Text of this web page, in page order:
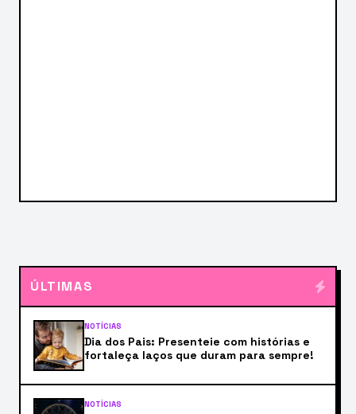
ÚLTIMAS
NOTÍCIAS
Dia dos Pais: Presenteie com histórias e
fortaleça laços que duram para sempre!
NOTÍCIAS